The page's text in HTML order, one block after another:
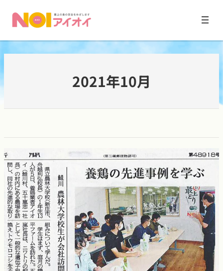
容
を
キ
2021年10月